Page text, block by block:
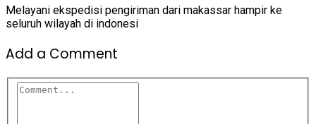
Melayani ekspedisi pengiriman dari makassar hampir ke
seluruh wilayah di indonesi
Add a Comment